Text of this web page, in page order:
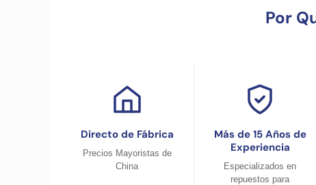
Por
Directo de Fábrica
Precios Mayoristas de
China
Más de 15 Años de
Experiencia
Especializados en
repuestos para